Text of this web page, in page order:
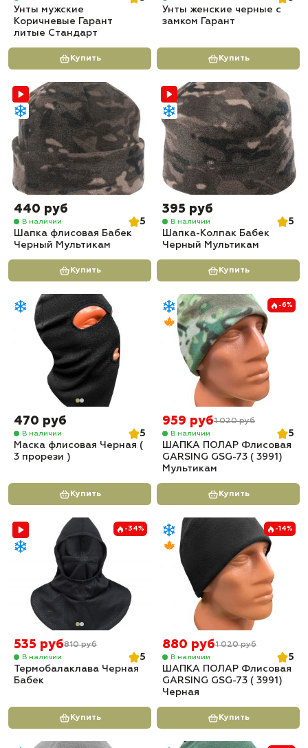
Унты мужские
Коричневые Гарант
литые Стандарт
Купить
Унты женские черные с
замком Гарант
Купить
440 руб
В наличии
5
Шапка флисовая Бабек
Черный Мультикам
Купить
395 руб
В наличии
5
Шапка-Колпак Бабек
Черный Мультикам
Купить
470 руб
В наличии
5
Маска флисовая Черная (
3 прорези )
Купить
-6%
959 руб1 020 руб
В наличии
5
ШАПКА ПОЛАР Флисовая
GARSING GSG-73 ( 3991)
Мультикам
Купить
-34%
535 руб810 руб
В наличии
5
Термобалаклава Черная
Бабек
Купить
-14%
880 руб1 020 руб
В наличии
5
ШАПКА ПОЛАР Флисовая
GARSING GSG-73 ( 3991)
Черная
Купить